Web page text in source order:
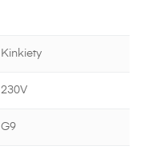
Kinkiety
230V
G9